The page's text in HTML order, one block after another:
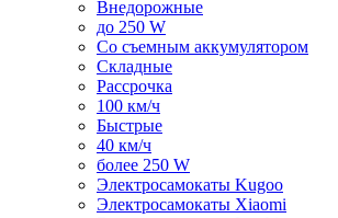
Внедорожные
до 250 W
Со съемным аккумулятором
Складные
Рассрочка
100 км/ч
Быстрые
40 км/ч
более 250 W
Электросамокаты Kugoo
Электросамокаты Xiaomi